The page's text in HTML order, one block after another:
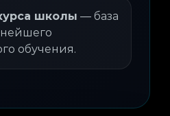
школы — база
обучения.